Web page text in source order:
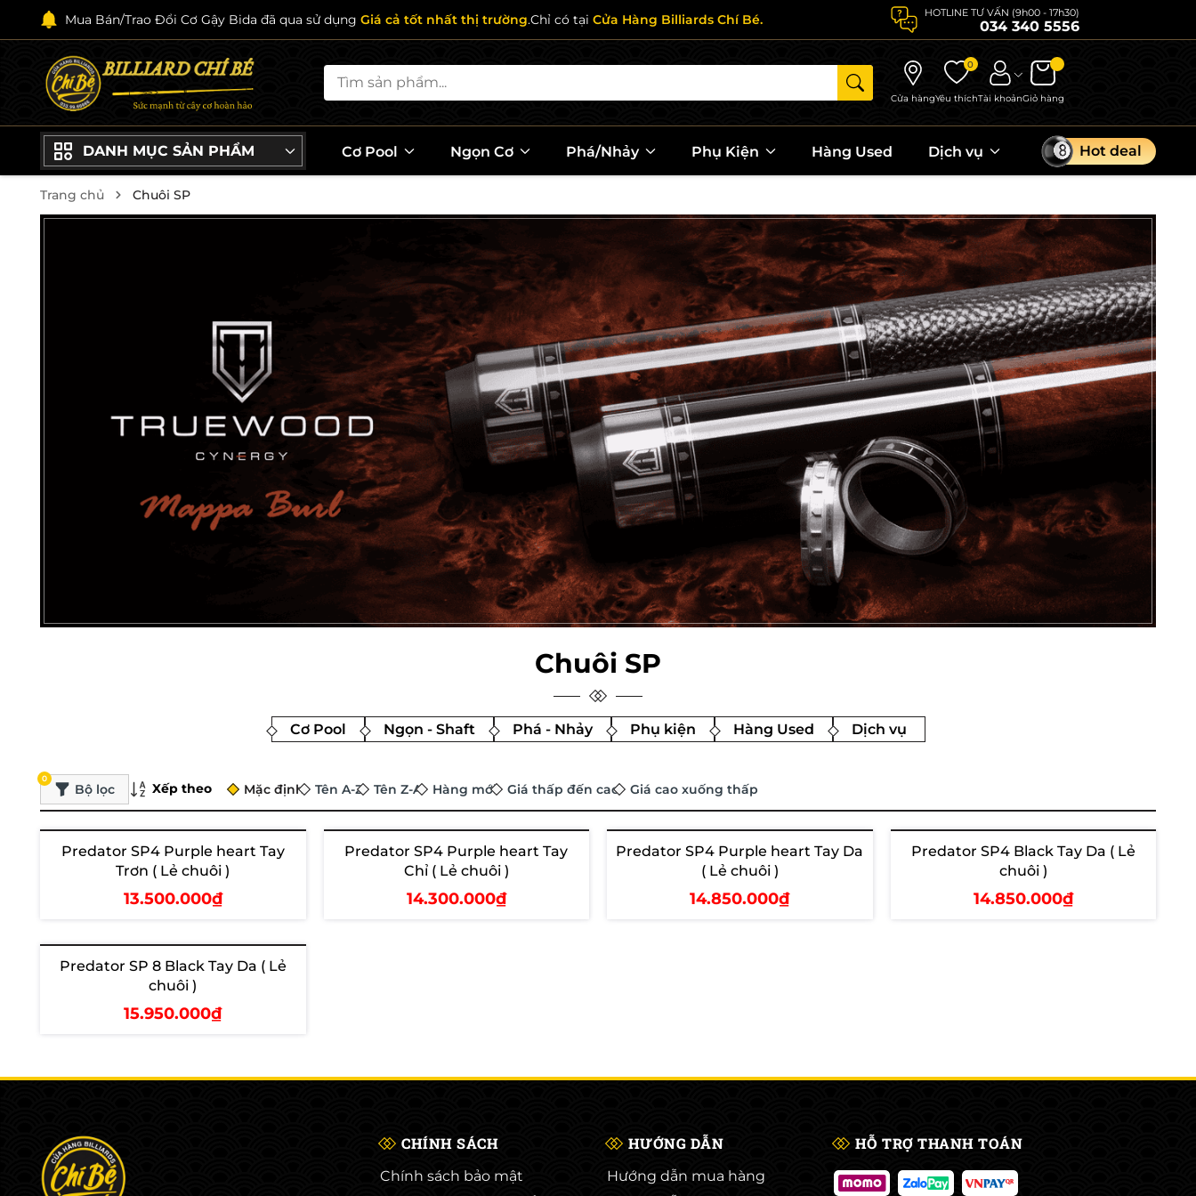
Mua Bán/Trao Đổi Cơ Gậy Bida đã qua sử dụng Giá cả tốt nhất thị trường.Chỉ có tại Cửa Hàng Billiards Chí Bé. HOTLINE TƯ VẤN (9h00 - 17h30)
034 340 5556
Cửa hàng
0
Yêu thíchTài khoảnGiỏ hàng
DANH MỤC SẢN PHẨM Cơ Pool Ngọn Cơ Phá/Nhảy Phụ Kiện Hàng Used Dịch vụ Hot deal
Trang chủ Chuôi SP
Chuôi SP
Cơ Pool Ngọn - Shaft Phá - Nhảy Phụ kiện Hàng Used Dịch vụ
Bộ lọc
0
Xếp theo Mặc định Tên A-Z Tên Z-A Hàng mới Giá thấp đến cao Giá cao xuống thấp
Predator SP4 Purple heart Tay
Trơn ( Lẻ chuôi )
13.500.000₫
Thêm vào giỏ
Predator SP4 Purple heart Tay
Chỉ ( Lẻ chuôi )
14.300.000₫
Predator SP4 Purple heart Tay Da
( Lẻ chuôi )
14.850.000₫
Predator SP4 Black Tay Da ( Lẻ
chuôi )
14.850.000₫
Hết hàng
Predator SP 8 Black Tay Da ( Lẻ
chuôi )
15.950.000₫
CHÍNH SÁCH
Chính sách bảo mật
HƯỚNG DẪN
Hướng dẫn mua hàng
HỖ TRỢ THANH TOÁN